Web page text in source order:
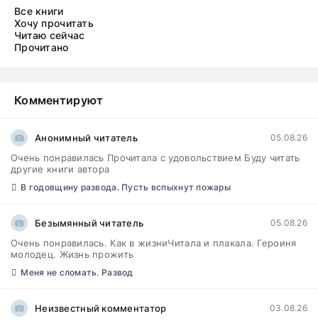
Все книги
Хочу прочитать
Читаю сейчас
Прочитано
Комментируют
Анонимный читатель 05.08.26
Очень понравилась Прочитала с удовольствием Буду читать
другие книги автора
В годовщину развода. Пусть вспыхнут пожары
Безымянный читатель 05.08.26
Очень понравилась. Как в жизниЧитала и плакала. Героиня
молодец. Жизнь прожить
Меня не сломать. Развод
Неизвестный комментатор 03.08.26